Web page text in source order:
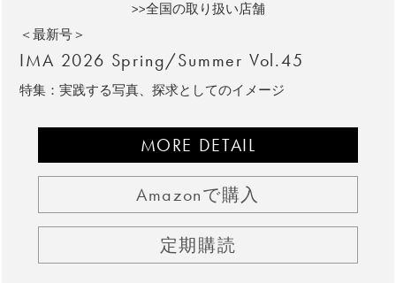
>>全国の取り扱い店舗
＜最新号＞
IMA 2026 Spring/Summer Vol.45
特集：実践する写真、探求としてのイメージ
MORE DETAIL
Amazonで購入
定期購読